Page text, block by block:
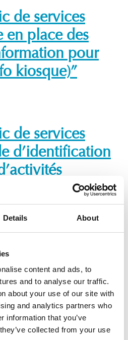
Details About
content and ads, to
and to analyse our traffic.
about your use of our site with
and analytics partners who
information that you’ve
collected from your use
de services
en place des
pour
kiosque)”
de services
d’identification
revenus (AGR)
aux
par les
de services
d’identification